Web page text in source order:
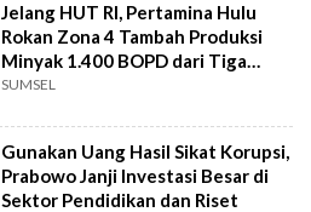
Jelang HUT RI, Pertamina Hulu
Rokan Zona 4 Tambah Produksi
Minyak 1.400 BOPD dari Tiga
Sumur Baru
SUMSEL
Gunakan Uang Hasil Sikat Korupsi,
Prabowo Janji Investasi Besar di
Sektor Pendidikan dan Riset